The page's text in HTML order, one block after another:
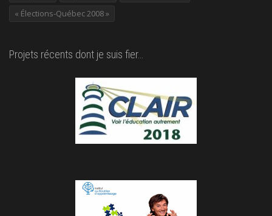
« Élections-Québec 2008 »
Projets récents dont je suis fier…